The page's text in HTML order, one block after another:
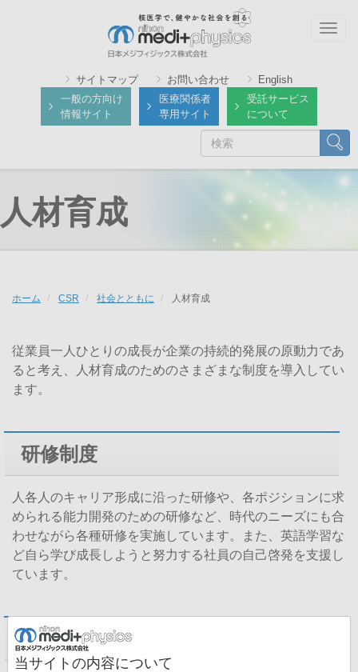
サイトマップ お問い合わせ
English
一般の方向け
情報サイト
医療関係者
専用サイト
受託サービス
について
検索
人材育成
ホーム CSR 社会とともに 人材育成
従業員一人ひとりの成長が企業の持続的発展の原動力であ
ると考え、人材育成のためのさまざまな制度を導入してい
ます。
研修制度
人各人のキャリア形成に沿った研修や、各ポジションに求
められる能力開発のための研修など、時代のニーズにも合
わせながら各種研修を実施しています。また、英語学習な
ど自ら学び成長しようと努力する社員の自己啓発を支援し
ています。
評価制度
当サイトの内容について